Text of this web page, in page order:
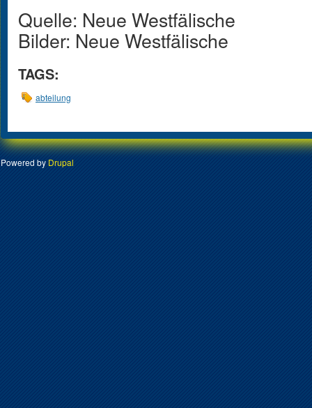
Quelle: Neue Westfälische
Bilder: Neue Westfälische
TAGS:
abteilung
Powered by Drupal